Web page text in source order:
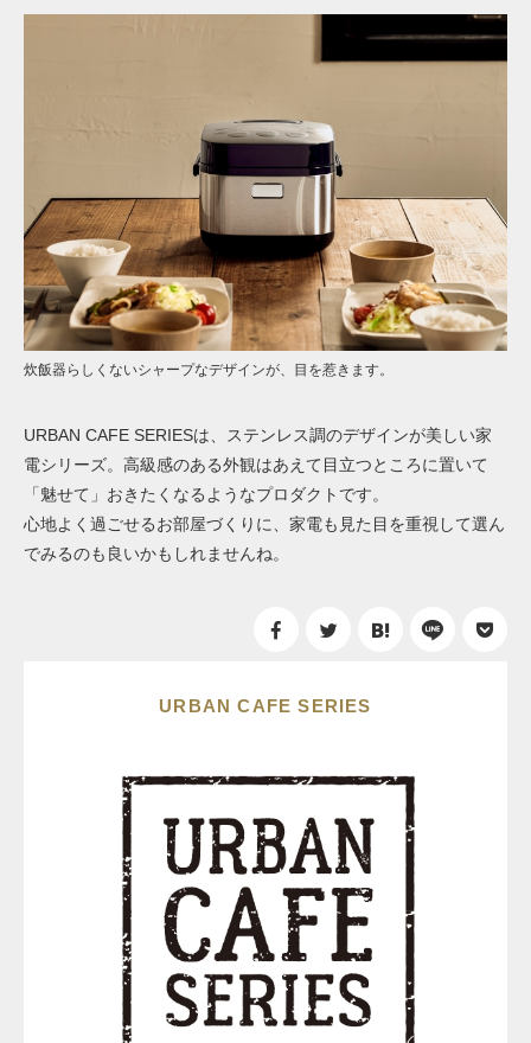
炊飯器らしくないシャープなデザインが、目を惹きます。
URBAN CAFE SERIESは、ステンレス調のデザインが美しい家
電シリーズ。高級感のある外観はあえて目立つところに置いて
「魅せて」おきたくなるようなプロダクトです。
心地よく過ごせるお部屋づくりに、家電も見た目を重視して選ん
でみるのも良いかもしれませんね。
URBAN CAFE SERIES